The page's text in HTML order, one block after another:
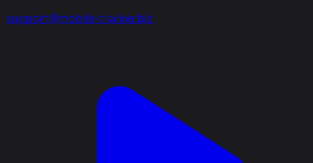
support@mobile-tracker.biz